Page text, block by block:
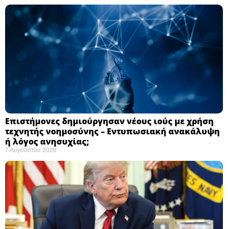
Επιστήμονες δημιούργησαν νέους ιούς με χρήση
τεχνητής νοημοσύνης – Εντυπωσιακή ανακάλυψη
ή λόγος ανησυχίας; ​
7 Αυγούστου 2026